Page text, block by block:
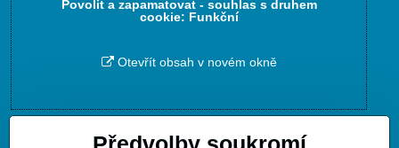
Povolit a zapamatovat - souhlas s druhem
cookie: Funkční
Otevřít obsah v novém okně